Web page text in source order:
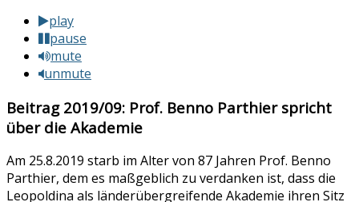
play
pause
mute
unmute
Beitrag 2019/09: Prof. Benno Parthier spricht
über die Akademie
Am 25.8.2019 starb im Alter von 87 Jahren Prof. Benno
Parthier, dem es maßgeblich zu verdanken ist, dass die
Leopoldina als länderübergreifende Akademie ihren Sitz